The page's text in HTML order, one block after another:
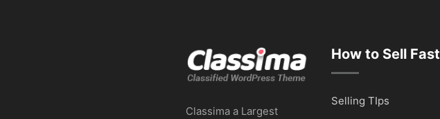
Classima a Largest
How to Sell Fast
Selling TIps